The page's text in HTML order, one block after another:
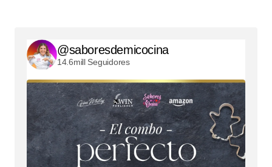
@saboresdemicocina
14.6mill Seguidores